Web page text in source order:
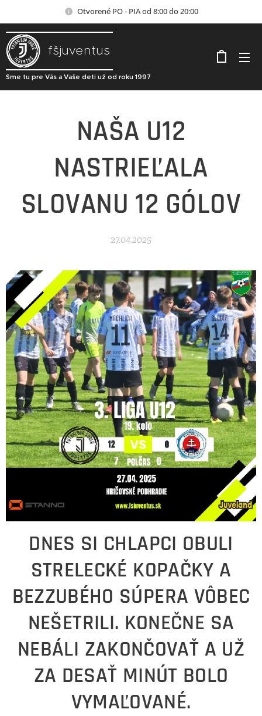
Otvorené PO - PIA od 8:00 do 20:00
fšjuventus
Sme tu pre Vás a Vaše deti už od roku 1997
NAŠA U12
NASTRIEĽALA
SLOVANU 12 GÓLOV
27.04.2025
DNES SI CHLAPCI OBULI
STRELECKÉ KOPAČKY A
BEZZUBÉHO SÚPERA VÔBEC
NEŠETRILI. KONEČNE SA
NEBÁLI ZAKONČOVAŤ A UŽ
ZA DESAŤ MINÚT BOLO
VYMAĽOVANÉ.